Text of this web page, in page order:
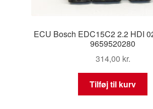
ECU Bosch EDC15C2 2.2 HDI
9659520280
314,00 kr.
Tilføj til kurv